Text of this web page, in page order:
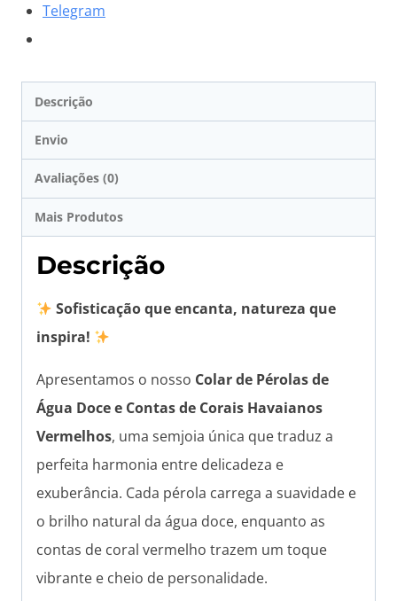
Telegram
Descrição
Envio
Avaliações (0)
Mais Produtos
Descrição
Sofisticação que encanta, natureza que
inspira!
Apresentamos o nosso Colar de Pérolas de
Água Doce e Contas de Corais Havaianos
Vermelhos, uma semjoia única que traduz a
perfeita harmonia entre delicadeza e
exuberância. Cada pérola carrega a suavidade e
o brilho natural da água doce, enquanto as
contas de coral vermelho trazem um toque
vibrante e cheio de personalidade.